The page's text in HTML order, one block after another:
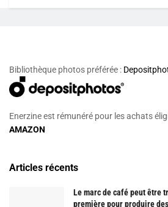
Bibliothèque photos préférée :
Enerzine est rémunéré pour les achats
AMAZON
Articles récents
Le marc de café peut être
première pour produire